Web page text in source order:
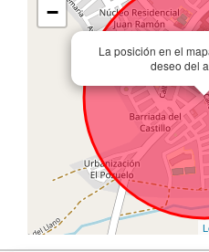
La posición en el
deseo del
−